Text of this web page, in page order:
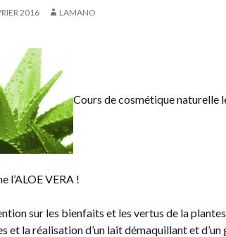
2016 LAMANO
Cours de cosmétique naturelle
l’ALOE VERA !
sur les bienfaits et les vertus de la
et la réalisation d’un lait démaquillant et d’un